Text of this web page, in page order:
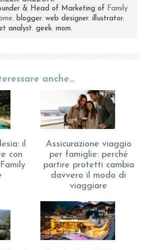
& Head of Marketing of Family
. blogger. web designer. illustrator.
analyst. geek. mom.
anche…
il
con
Assicurazione viaggio
per famiglie: perché
partire protetti cambia
davvero il modo di
viaggiare